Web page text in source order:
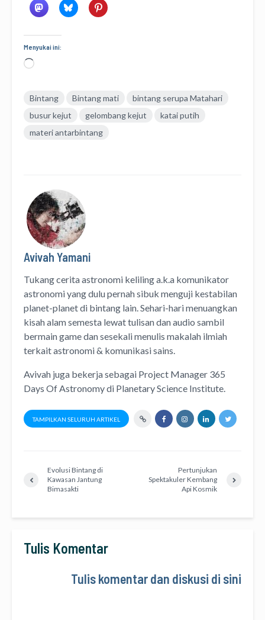
Menyukai ini:
Memuat...
Bintang Bintang mati
bintang serupa Matahari
busur kejut
gelombang kejut
katai putih
materi antarbintang
Avivah Yamani
Tukang cerita astronomi kelilinga.k.a komunikator
astronomiyang dulu pernah sibuk menguji kestabilan
planet-planet di bintang lain. Sehari-hari menuangkan
kisah alam semesta lewattulisandanaudio sambil
bermain game dan sesekali menulis makalah ilmiah
terkait astronomi & komunikasi sains.
Avivah juga bekerja sebagai Project Manager 365
Days Of Astronomydi Planetary Science Institute.
TAMPILKAN SELURUH ARTIKEL
Evolusi Bintang di
Kawasan Jantung
Bimasakti
Pertunjukan
Spektakuler Kembang
Api Kosmik
Tulis Komentar
Tulis komentar dan diskusi di sini